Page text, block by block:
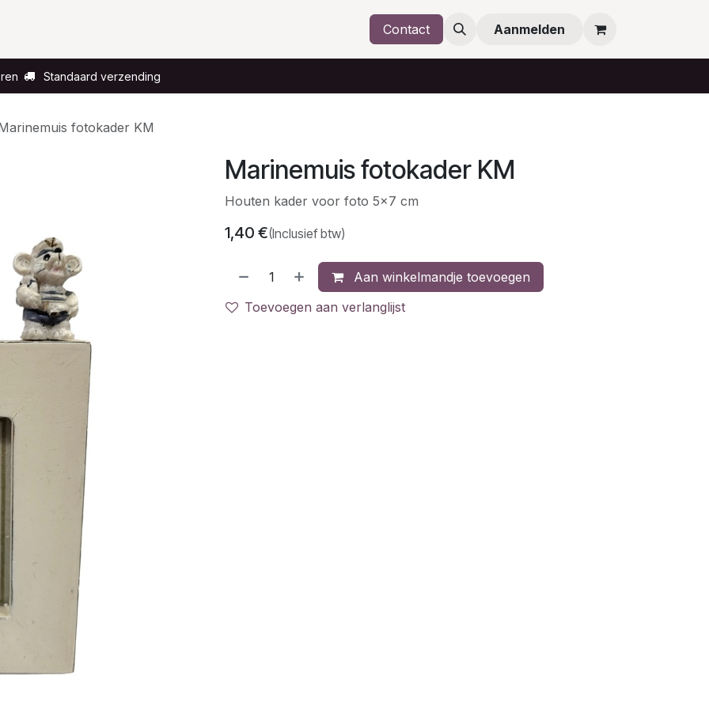
Contact Aanmelden
Standaard verzending
fotokader KM
Marinemuis fotokader KM
Houten kader voor foto 5x7 cm
1,40 €(Inclusief btw)
Aan winkelmandje toevoegen
Toevoegen aan verlanglijst